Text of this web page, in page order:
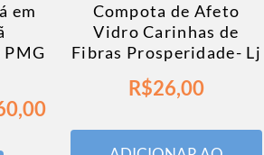
em
Compota de Afeto
Vidro Carinhas de
Fibras Prosperidade- Lj
R$26,00